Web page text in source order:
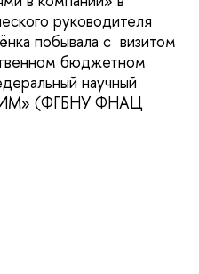
руководителя
побывала с визитом
бюджетном
научный
(ФГБНУ ФНАЦ